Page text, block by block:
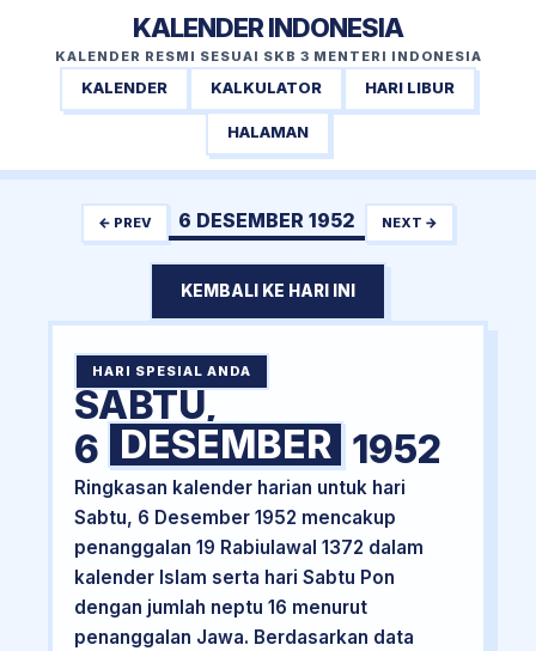
KALENDER INDONESIA
KALENDER RESMI SESUAI SKB 3 MENTERI INDONESIA
KALENDER KALKULATOR HARI LIBUR
HALAMAN
← PREV 6 DESEMBER 1952 NEXT →
KEMBALI KE HARI INI
HARI SPESIAL ANDA
SABTU,
6 DESEMBER 1952
Ringkasan kalender harian untuk hari
Sabtu, 6 Desember 1952 mencakup
penanggalan 19 Rabiulawal 1372 dalam
kalender Islam serta hari Sabtu Pon
dengan jumlah neptu 16 menurut
penanggalan Jawa. Berdasarkan data